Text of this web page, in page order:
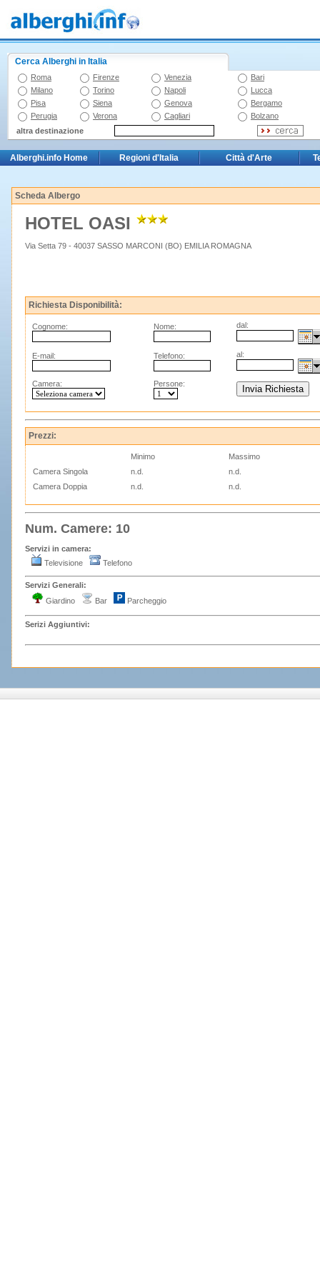
Cerca Alberghi in Italia
Roma Firenze Venezia
Bari
Milano
Torino Napoli
Lucca
Pisa
Siena Genova
Bergamo
Perugia
Verona Cagliari
Bolzano
altra destinazione
Alberghi.info Home Regioni d'Italia Città d'Arte
Scheda Albergo
HOTEL OASI
Via Setta 79 - 40037 SASSO MARCONI (BO) EMILIA ROMAGNA
Richiesta Disponibilità:
Cognome: Nome: dal:
E-mail: Telefono: al:
Camera: Persone:
Prezzi:
Minimo
Massimo
Camera Singola
n.d.
n.d.
Camera Doppia
n.d. n.d.
Num. Camere: 10
Servizi in camera:
Televisione
Telefono
Servizi Generali:
Giardino
Bar Parcheggio
Serizi Aggiuntivi: